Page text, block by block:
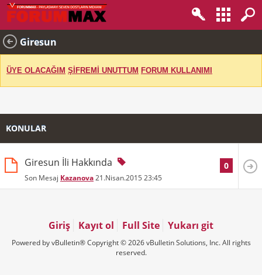
Giresun
ÜYE OLACAĞIM ŞİFREMİ UNUTTUM FORUM KULLANIMI
KONULAR
Giresun İli Hakkında
Son Mesaj Kazanova21.Nisan.2015 23:45
0
Giriş Kayıt ol Full Site Yukarı git
Powered by vBulletin® Copyright © 2026 vBulletin Solutions, Inc. All rights
reserved.